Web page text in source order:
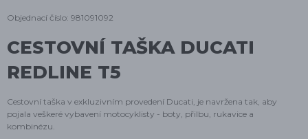
Objednací číslo: 981091092
CESTOVNÍ TAŠKA DUCATI
REDLINE T5
Cestovní taška v exkluzivním provedení Ducati, je navržena tak, aby
pojala veškeré vybavení motocyklisty - boty, přilbu, rukavice a
kombinézu.